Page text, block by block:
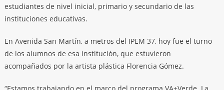
estudiantes de nivel inicial, primario y secundario de las
instituciones educativas.
En Avenida San Martín, a metros del IPEM 37, hoy fue el turno
de los alumnos de esa institución, que estuvieron
acompañados por la artista plástica Florencia Gómez.